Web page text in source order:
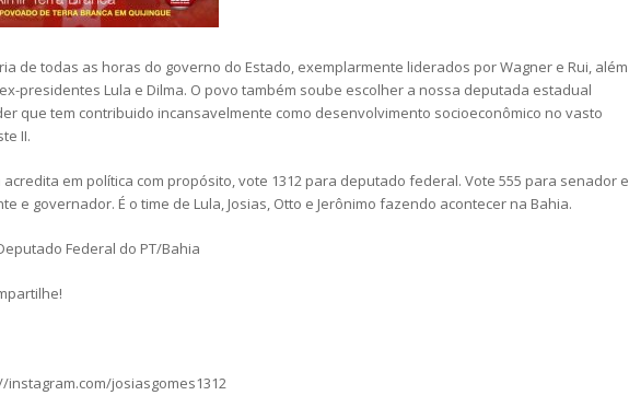
de todas as horas do governo do Estado, exemplarmente liderados por Wagner e Rui, além
presidentes Lula e Dilma. O povo também soube escolher a nossa deputada estadual
que tem contribuido incansavelmente como desenvolvimento socioeconômico no vasto
II.
acredita em política com propósito, vote 1312 para deputado federal. Vote 555 para senador e
e governador. É o time de Lula, Josias, Otto e Jerônimo fazendo acontecer na Bahia.
Federal do PT/Bahia
instagram.com/josiasgomes1312